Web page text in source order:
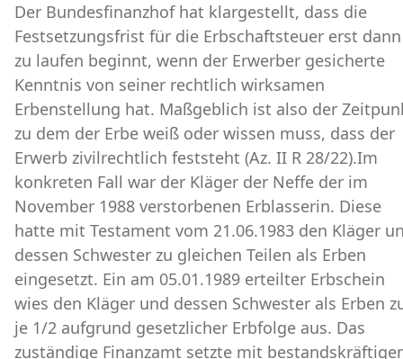
Der Bundesfinanzhof hat klargestellt, dass die
Festsetzungsfrist für die Erbschaftsteuer erst dann
zu laufen beginnt, wenn der Erwerber gesicherte
Kenntnis von seiner rechtlich wirksamen
Erbenstellung hat. Maßgeblich ist also der
zu dem der Erbe weiß oder wissen muss, dass der
Erwerb zivilrechtlich feststeht (Az. II R 28/22).Im
konkreten Fall war der Kläger der Neffe der im
November 1988 verstorbenen Erblasserin. Diese
hatte mit Testament vom 21.06.1983 den Kläger
dessen Schwester zu gleichen Teilen als Erben
eingesetzt. Ein am 05.01.1989 erteilter Erbschein
wies den Kläger und dessen Schwester als Erben
je 1/2 aufgrund gesetzlicher Erbfolge aus. Das
zuständige Finanzamt setzte mit